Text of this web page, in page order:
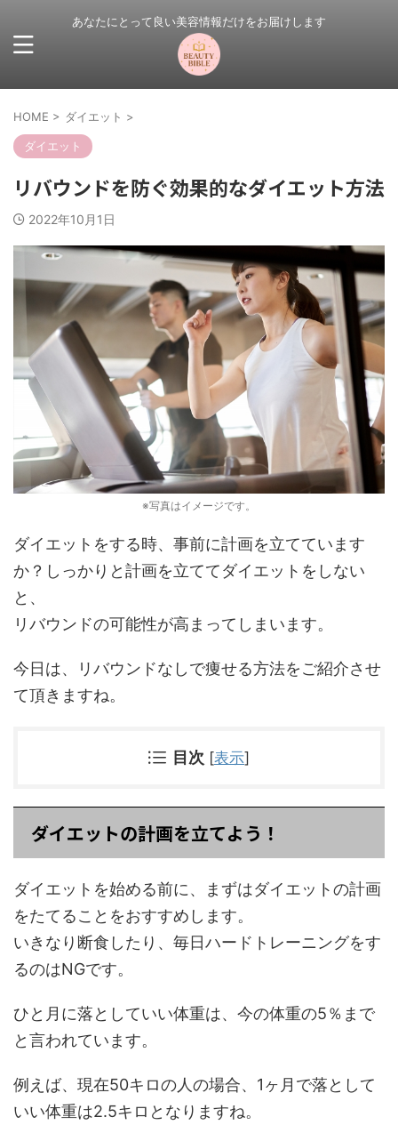
あなたにとって良い美容情報だけをお届けします
HOME > ダイエット >
ダイエット
リバウンドを防ぐ効果的なダイエット方法
2022年10月1日
※写真はイメージです。
ダイエットをする時、事前に計画を立てています
か？ しっかりと計画を立ててダイエットをしない
と、
リバウンドの可能性が高まってしまいます。
今日は、リバウンドなしで痩せる方法をご紹介させ
て頂きますね。
目次 [表示]
ダイエットの計画を立てよう！
ダイエットを始める前に、まずはダイエットの計画
をたてることをおすすめします。
いきなり断食したり、毎日ハードトレーニングをす
るのはNGです。
ひと月に落としていい体重は、今の体重の5％まで
と言われています。
例えば、現在50キロの人の場合、1ヶ月で落として
いい体重は2.5キロとなりますね。